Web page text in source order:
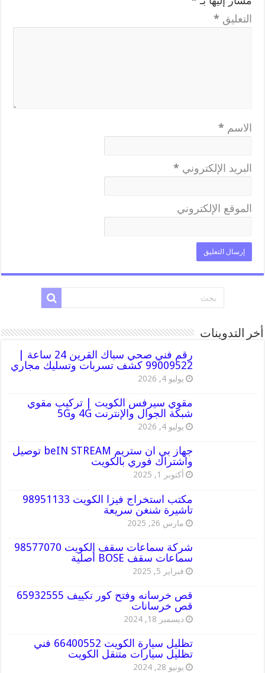
التعليق *
الاسم *
البريد الإلكتروني *
الموقع الإلكتروني
أخر التدوينات
رقم فني صحي سباك القرين 24 ساعة |
99009522 كشف تسربات وتسليك مجاري
يوليو 4, 2026
مقوي سيرفس الكويت | تركيب مقوي
شبكة الجوال والإنترنت 4G و5G
يوليو 4, 2026
جهاز بي ان ستريم beIN STREAM توصيل
واشتراك فوري بالكويت
أكتوبر 1, 2025
مكتب استخراج فيزا الكويت 98951133
تاشيرة شنغن سريعة
مارس 26, 2025
شركة سماعات سقف الكويت 98577070
سماعات سقف BOSE أصلية
فبراير 5, 2025
قص خرسانه وفتح كور تكييف 65932555
قص خرسانات
ديسمبر 18, 2024
تظليل سيارة الكويت 66400552 فني
تظليل سيارات متنقل الكويت
يونيو 28, 2024